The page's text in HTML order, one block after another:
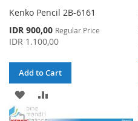
Kenko Pencil 2B-6161
Special
Price
IDR 900,00 Regular Price
IDR 1.100,00
Add to Cart
ADD
TO